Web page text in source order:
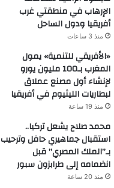
الإرهاب في منطقتي غرب
أفريقيا ودول الساحل
منذ 3 ساعات
«الأفريقي للتنمية» يمول
المغرب بـ100 مليون يورو
لإنشاء أول مصنع عملاق
لبطاريات الليثيوم في أفريقيا
منذ 19 ساعة
محمد صلاح يشعل تركيا..
استقبال جماهيري حافل وترحيب
بـ”الملك المصري” قبل
انضمامه إلى طرابزون سبور
منذ 20 ساعة